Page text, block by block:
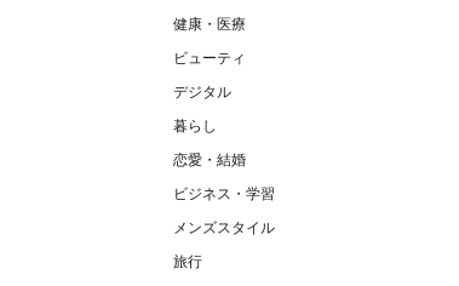
健康・医療
ビューティ
デジタル
暮らし
恋愛・結婚
ビジネス・学習
メンズスタイル
旅行